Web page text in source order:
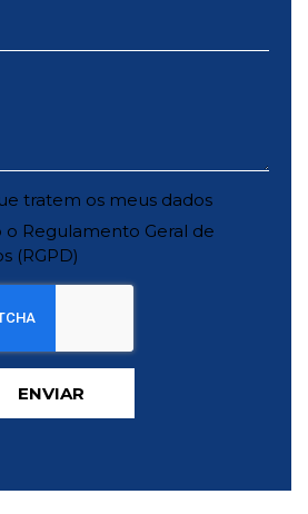
tratem os meus dados
o Regulamento Geral de
(RGPD)
ENVIAR